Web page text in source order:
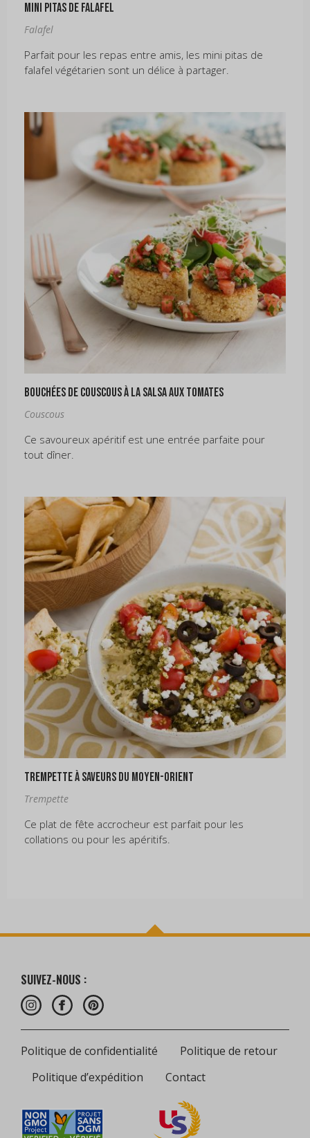
Mini pitas de falafel
Falafel
Parfait pour les repas entre amis, les mini pitas de
falafel végétarien sont un délice à partager.
Bouchées de couscous à la salsa aux tomates
Couscous
Ce savoureux apéritif est une entrée parfaite pour
tout dîner.
Trempette à saveurs du Moyen-Orient
Trempette
Ce plat de fête accrocheur est parfait pour les
collations ou pour les apéritifs.
SUIVEZ-NOUS :
Politique de confidentialité
Politique de retour
Politique d’expédition
Contact